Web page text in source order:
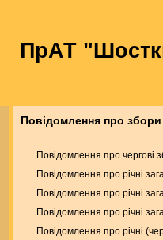
ПрАТ
Повідомлення про збори
Повідомлення про чергові
Повідомлення про річні
Повідомлення про річні
Повідомлення про річні
Повідомлення про річні